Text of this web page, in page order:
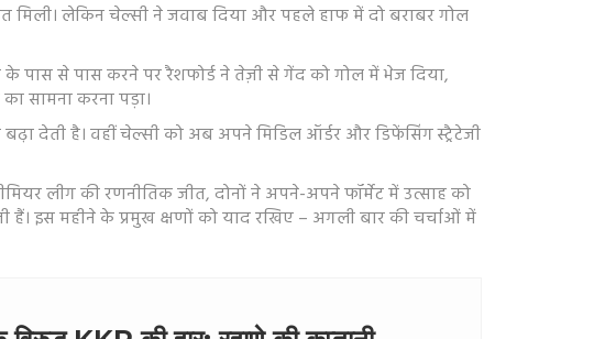
मिली। लेकिन चेल्सी ने जवाब दिया और पहले हाफ में दो बराबर गोल
पास से पास करने पर रैशफोर्ड ने तेज़ी से गेंद को गोल में भेज दिया,
सामना करना पड़ा।
देती है। वहीं चेल्सी को अब अपने मिडिल ऑर्डर और डिफेंसिंग स्ट्रैटेजी
लीग की रणनीतिक जीत, दोनों ने अपने-अपने फॉर्मेट में उत्साह को
इस महीने के प्रमुख क्षणों को याद रखिए – अगली बार की चर्चाओं में